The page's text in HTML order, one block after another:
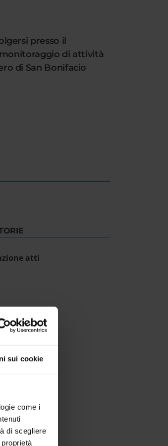
sui cookie
come i
di scegliere
presso il
monitoraggio di attività
di San Bonifacio
atti